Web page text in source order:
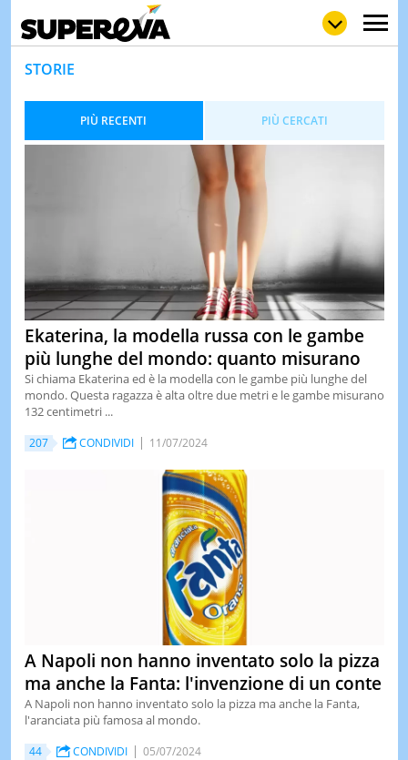
& TV
QUIZ
&
TEST
STORIE
PIÙ RECENTI PIÙ CERCATI
Ekaterina, la modella russa con le gambe
più lunghe del mondo: quanto misurano
Si chiama Ekaterina ed è la modella con le gambe più lunghe del
mondo. Questa ragazza è alta oltre due metri e le gambe misurano
132 centimetri ...
207 CONDIVIDI 11/07/2024
A Napoli non hanno inventato solo la pizza
ma anche la Fanta: l'invenzione di un conte
A Napoli non hanno inventato solo la pizza ma anche la Fanta,
l'aranciata più famosa al mondo.
44 CONDIVIDI 05/07/2024